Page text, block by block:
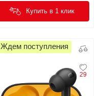
Купить в 1 клик
29
Ждем поступления